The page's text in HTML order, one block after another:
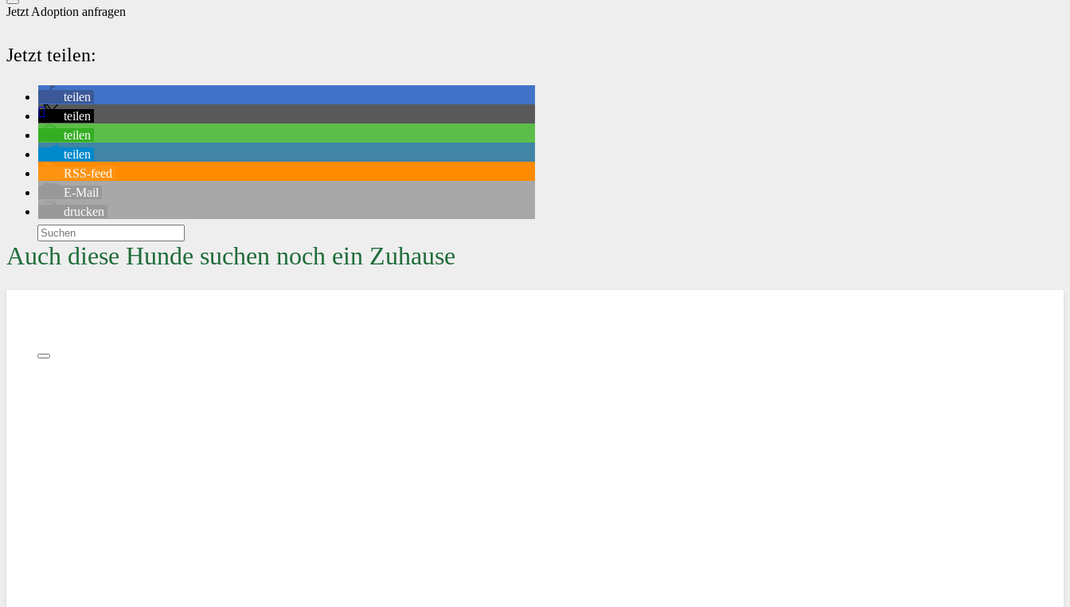
Jetzt Adoption anfragen
Jetzt teilen:
teilen
teilen
teilen
teilen
RSS-feed
E-Mail
drucken
Auch diese Hunde suchen noch ein Zuhause